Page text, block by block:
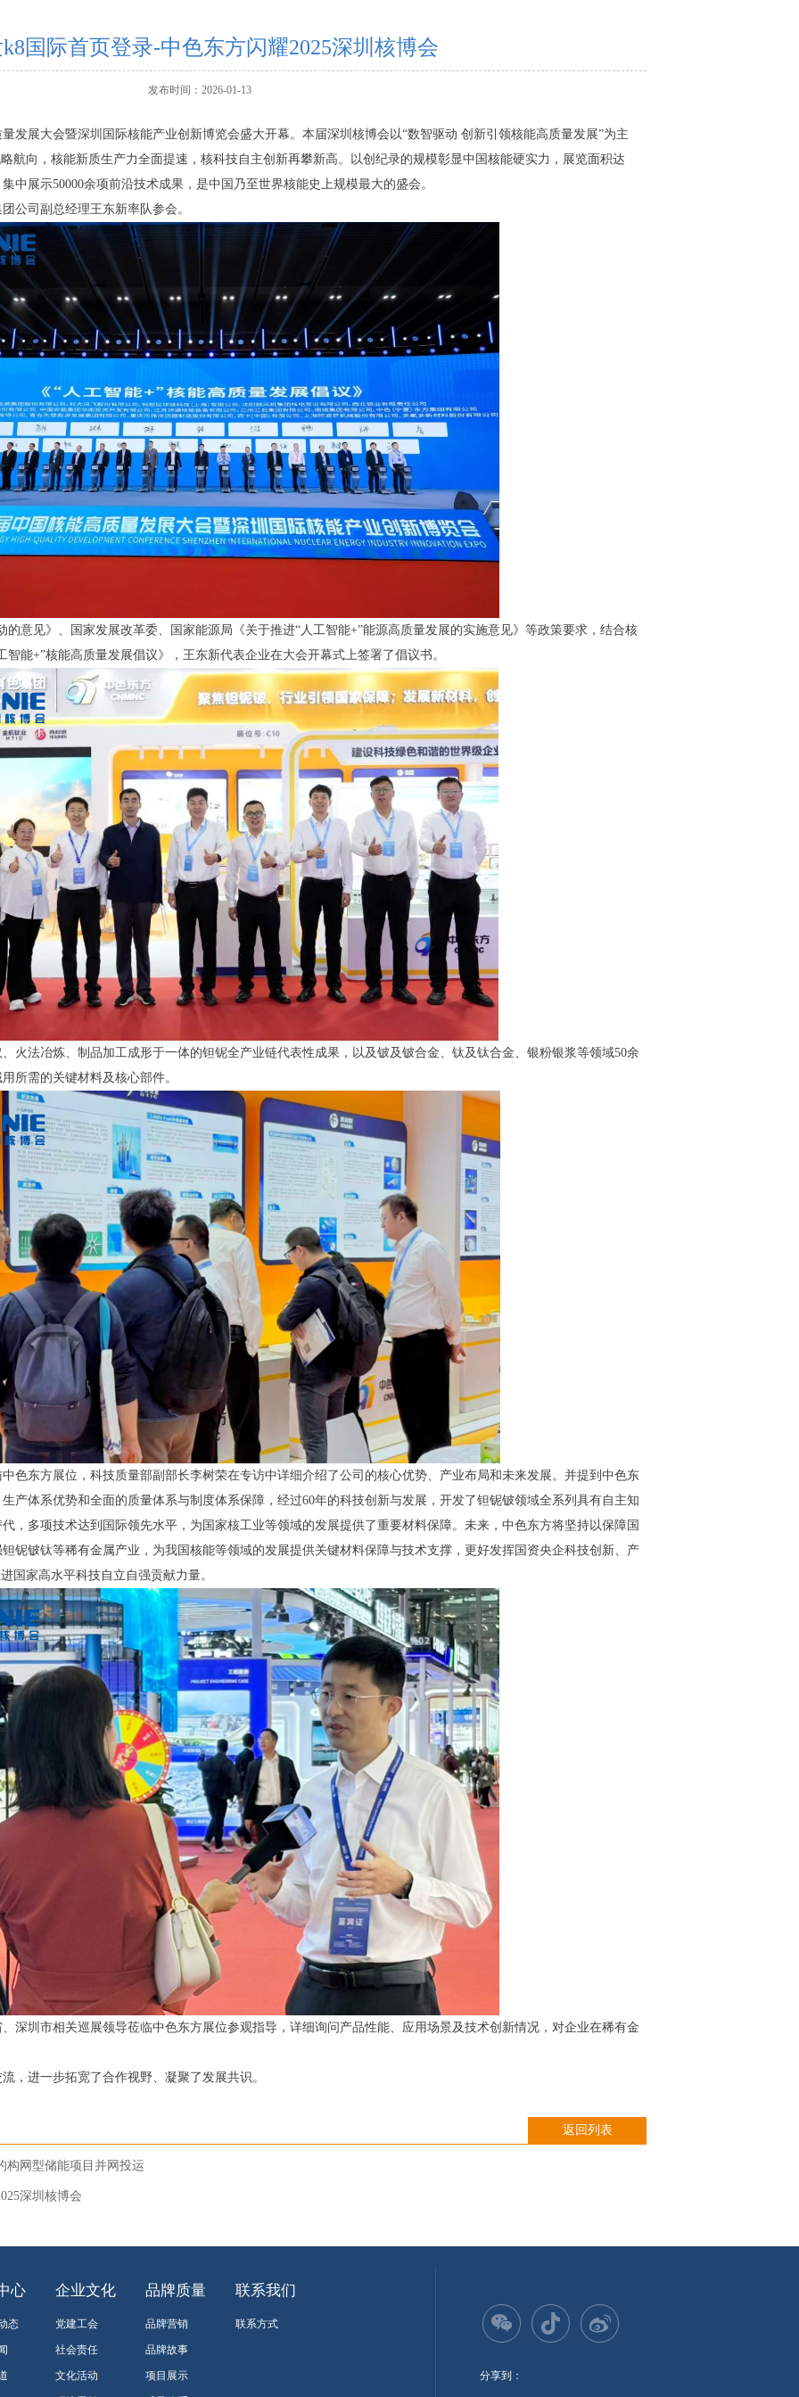
国际首页登录-中色东方闪耀2025深圳核博会
发布时间：2026-01-13
发展大会暨深圳国际核能产业创新博览会盛大开幕。本届深圳核博会以“数智驱动 创新引领核能高质量发展”为主
航向，核能新质生产力全面提速，核科技自主创新再攀新高。以创纪录的规模彰显中国核能硬实力，展览面积达
中展示50000余项前沿技术成果，是中国乃至世界核能史上规模最大的盛会。
公司副总经理王东新率队参会。
的意见》、国家发展改革委、国家能源局《关于推进“人工智能+”能源高质量发展的实施意见》等政策要求，结合核
能+”核能高质量发展倡议》，王东新代表企业在大会开幕式上签署了倡议书。
火法冶炼、制品加工成形于一体的钽铌全产业链代表性成果，以及铍及铍合金、钛及钛合金、银粉银浆等领域50余
所需的关键材料及核心部件。
色东方展位，科技质量部副部长李树荣在专访中详细介绍了公司的核心优势、产业布局和未来发展。并提到中色东
产体系优势和全面的质量体系与制度体系保障，经过60年的科技创新与发展，开发了钽铌铍领域全系列具有自主知
，多项技术达到国际领先水平，为国家核工业等领域的发展提供了重要材料保障。未来，中色东方将坚持以保障国
铌铍钛等稀有金属产业，为我国核能等领域的发展提供关键材料保障与技术支撑，更好发挥国资央企科技创新、产
国家高水平科技自立自强贡献力量。
深圳市相关巡展领导莅临中色东方展位参观指导，详细询问产品性能、应用场景及技术创新情况，对企业在稀有金
，进一步拓宽了合作视野、凝聚了发展共识。
返回列表
构网型储能项目并网投运
深圳核博会
心
态
企业文化
党建工会
社会责任
文化活动
品牌质量
品牌营销
品牌故事
项目展示
联系我们
联系方式
分享到：